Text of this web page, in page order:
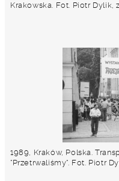
Krakowska. Fot. Piotr Dylik,
1989, Kraków, Polska.
"Przetrwaliśmy". Fot. Piotr